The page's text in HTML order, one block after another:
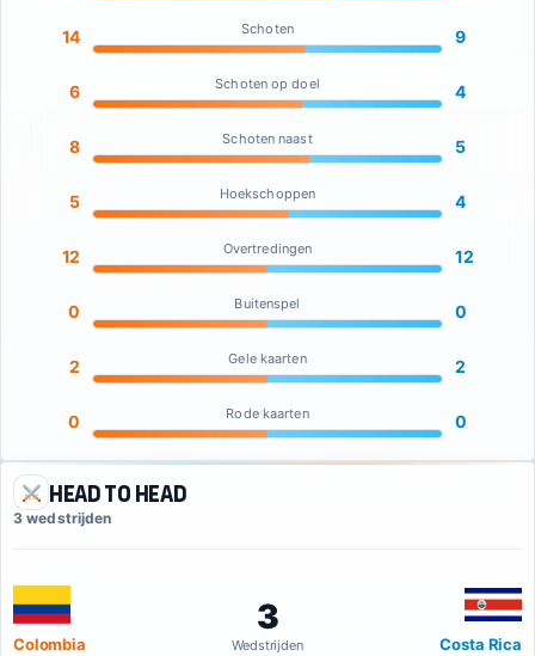
14 Schoten 9
6 Schoten op doel 4
8 Schoten naast 5
5 Hoekschoppen 4
12 Overtredingen 12
0 Buitenspel 0
2 Gele kaarten 2
0 Rode kaarten 0
Head to Head
3 wedstrijden
Colombia
3
Wedstrijden Costa Rica